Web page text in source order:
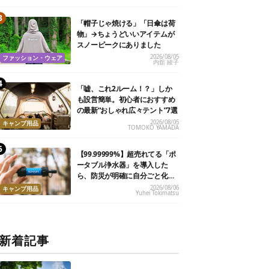
ファッション・ウェア
「帽子じゃ焼ける」「日傘は荷
物」→ちょうどいいアイテムが
スノーピークにありました
2026/08/05
内舘 綾子
キャンプ用品
「嘘、これ2ルーム！？」しか
も設営簡単。初心者におすすめ
の最新“おしゃれ広々テント”7選
2026/08/05
TOMOKO YAMADA
キャンプ用品
【99.99999%】超売れてる「ポ
ータブル浄水器」を導入した
ら、防災が明確に自分ごと化し
2026/08/06
Yuhei Tokimatsu
着記事